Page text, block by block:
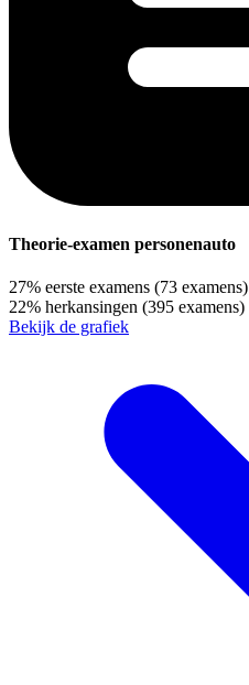
Theorie-examen personenauto
27% eerste examens (73 examens)
22% herkansingen (395 examens)
Bekijk de grafiek